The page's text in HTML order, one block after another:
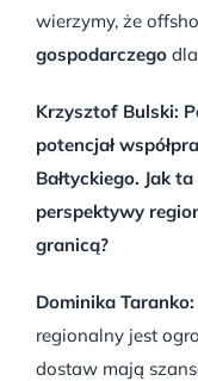
wierzymy, że
gospodarczego
Krzysztof Bulski:
potencjał
Bałtyckiego. Jak
perspektywy
granicą?
Dominika Taranko:
regionalny jest
dostaw mają